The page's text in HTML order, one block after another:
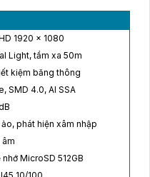
1920 × 1080
Light, tầm xa 50m
kiệm băng thông
SMD 4.0, AI SSA
phát hiện xâm nhập
MicroSD 512GB